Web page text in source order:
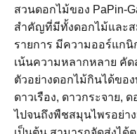
สวนดอกไม้ของ PaPin-
สำคัญที่มีทั้งดอกไม้และส
รายการ มีความออร์แกนิ
เน้นความหลากหลาย คั
ตัวอย่างดอกไม้กินได้ขอ
ดาวเรือง, ดาวกระจาย,
ไปจนถึงพืชสมุนไพรอย่า